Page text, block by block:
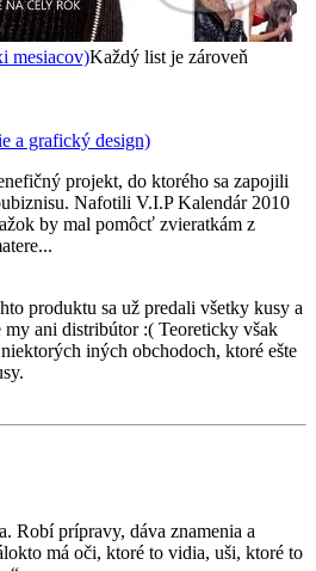
mesiacov)Každý list je zároveň
a grafický design)
projekt, do ktorého sa zapojili
Nafotili V.I.P Kalendár 2010
by mal pomôcť zvieratkám z
produktu sa už predali všetky kusy a
my ani distribútor :( Teoreticky však
iných obchodoch, ktoré ešte
Robí prípravy, dáva znamenia a
má oči, ktoré to vidia, uši, ktoré to